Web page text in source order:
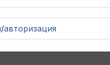
/авторизация